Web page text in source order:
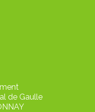
de Gaulle